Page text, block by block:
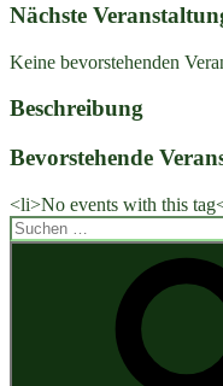
Nächste
Keine bevorstehenden
Beschreibung
Bevorstehende
<li>No events with this
Suchen
nach: